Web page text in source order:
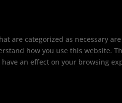
are categorized as necessary
how you use this website.
an effect on your browsing